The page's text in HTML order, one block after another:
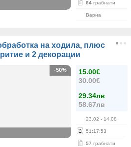
64 грабнати
Варна
на ходила, плюс
и 2 декорации
15.00€
30.00€
29.34лв
58.67лв
23.02 - 14.08
51 :17:53
57 грабнати
-50%